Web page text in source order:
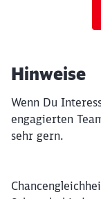
Hinweise
Wenn Du
engagierten
sehr gern.